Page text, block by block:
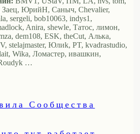
Заец, ЮрийН, Саныч, Chevalier,
sergeli, bob10063, indys1,
Anira, shewle, Татос, лимон,
dem108, ESK, theCut, Алька,
stelajmaster, Юлиk, PT, kvadrastudio,
Wika, Ломастер, ивашкин,
…
Сообщества